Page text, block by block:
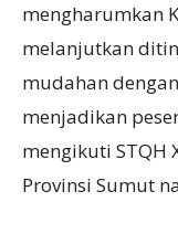
mengharumkan
melanjutkan
mudahan
menjadikan
mengikuti STQH
Provinsi Sumut